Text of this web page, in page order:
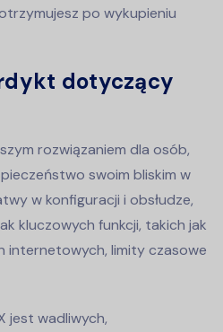
po wykupieniu
dotyczący
rozwiązaniem dla osób,
swoim bliskim w
w konfiguracji i obsłudze,
kluczowych funkcji, takich jak
internetowych, limity czasowe
jest wadliwych,